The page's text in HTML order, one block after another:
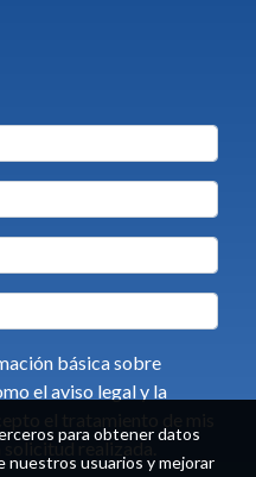
realizada.
para obtener datos
nuestros usuarios y mejorar